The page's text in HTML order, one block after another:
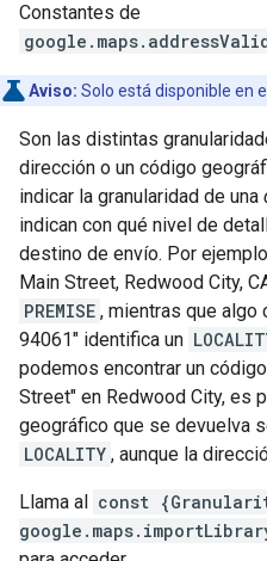
Constantes de
Aviso: Solo está disponible en el
Son las distintas
dirección o un código
indicar la granularidad de una
indican con qué nivel de
destino de envío. Por
Main Street, Redwood City,
PREMISE , mientras que algo
94061" identifica un
podemos encontrar un
Street" en Redwood City, es
geográfico que se devuelva
LOCALITY , aunque la
Llama al const